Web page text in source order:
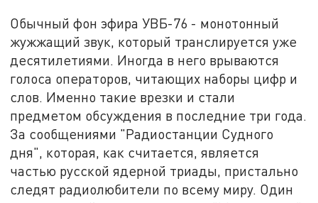
Обычный фон эфира УВБ-76 - монотонный
жужжащий звук, который транслируется уже
десятилетиями. Иногда в него врываются
голоса операторов, читающих наборы цифр и
слов. Именно такие врезки и стали
предметом обсуждения в последние три года.
За сообщениями "Радиостанции Судного
дня", которая, как считается, является
частью русской ядерной триады, пристально
следят радиолюбители по всему миру. Один